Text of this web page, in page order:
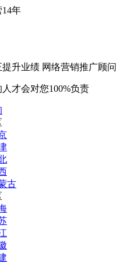
年
提升业绩 网络营销推广顾问
才会对您100%负责
古